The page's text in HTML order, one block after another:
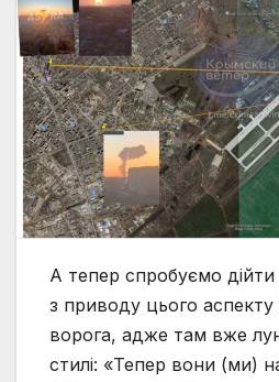
А тепер спробуємо дійти
з приводу цього
ворога, адже там вже
стилі: «Тепер вони (ми)